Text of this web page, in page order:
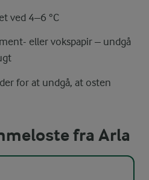
ved 4–6 °C
eller vokspapir – undgå
for at undgå, at osten
fra Arla